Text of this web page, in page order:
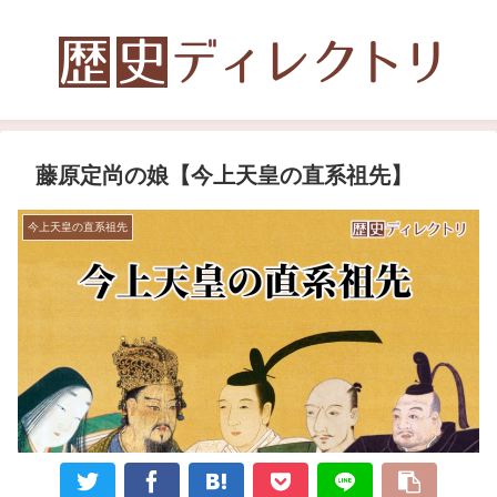
藤原定尚の娘【今上天皇の直系祖先】
今上天皇の直系祖先